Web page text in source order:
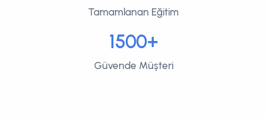
Tamamlanan Eğitim
1500+
Güvende Müşteri